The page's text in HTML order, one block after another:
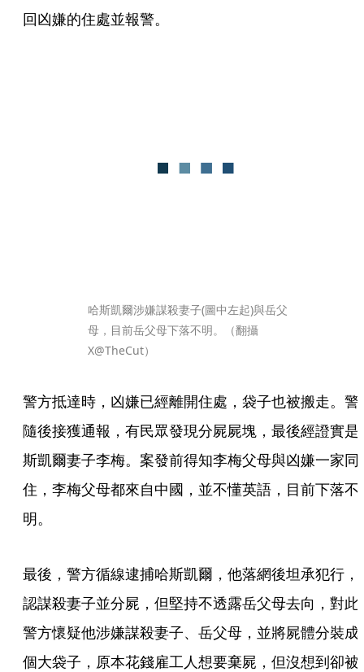
回凶嫌的住處並報警。
哈斯凱爾涉嫌謀殺妻子(圖中左起)與岳父
母，目前岳父母下落不明。（翻攝
X@TheCut）
警方抵達時，凶嫌已經離開住處，袋子也被搬走。警
隨後接獲通報，有民眾發現分屍屍塊，最後經證實是
斯凱爾妻子李梅。案發前得知李梅父母與凶嫌一家同
住，李梅父母都來自中國，並不懂英語，目前下落不
明。
最後，警方循線逮捕哈斯凱爾，他落網後坦承犯行，
認謀殺妻子並分屍，但堅持不透露岳父母去向，對此
警方懷疑他涉嫌謀殺妻子、岳父母，並將屍體分裝成
個大袋子，原本花錢雇工人想要棄屍，但沒想到卻被